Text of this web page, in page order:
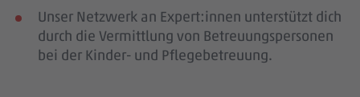
Unser Netzwerk an Expert:innen unterstützt dich
durch die Vermittlung von Betreuungspersonen
bei der Kinder- und Pflegebetreuung.